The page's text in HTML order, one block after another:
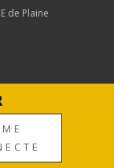
de Plaine